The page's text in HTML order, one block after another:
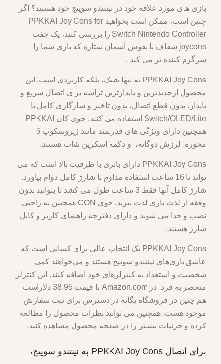
بازی های مورد علاقه خود در نینتندو سوییچ خود هستید؟ اگر
چنین است، ممکن است بخواهید PPKKAI Joy Cons for
Switch Nintendo Controller را بررسی کنید، یک جفت
joycons شفاف با نقوش آسمان ستاره که بازی شما را
سرگرم کننده تر می کند .
PPKKAI Joy Cons نه تنها شیک، بلکه کاربردی است. این
محصول ازجدیدترین و پایدارترین تراشه برای اتصال سریع و
پایدار، بدون قطع اتصال، بدون تاخیر و سازگاری کامل با
Switch/OLED/Lite استفاده می کنند. جوی کان PPKKAI
همچنین دارای ویژگی های قدرتمند مانند ژیروسکوپ 6
محوره، لرزش دوگانه، و دکمه اسکرین شات هستند.
PPKKAI Joy Cons دارای باتری با ظرفیت بالا است که می
تواند تا 16 ساعت استفاده مداوم با شارژ کامل دوام بیاورد.
شارژ کامل آنها فقط 3 ساعت طول می کشد تا بتوانید بدون
وقفه از لذت بازی لذت ببرید. جوی CON همچنین به راحتی
نصب و جدا می شوند و دارای دفترچه راهنمای کاربر و کابل
شارژ هستند.
PPKKAI Joy Cons یک انتخاب عالی برای کسانی است که
عاشق بازی‌های نینتندو سوییچ هستند و می‌خواهند کمی
شخصیت و استعداد به کنترلرهای خود اضافه کنند. این کنترلر
منحصر به فرد در Amazon.com با قیمت 38.95 دلاراست
هم چنین در فروشگاه یگانه در دسترس برای ثبت سفارش
موجود هست. همچنین می توانید نظرات محصول را مطالعه
کرده و جزئیات بیشتر را در صفحه محصول مشاهده کنید.
برای اتصال PPKKAI Joy Cons به نینتندو سوییچ،